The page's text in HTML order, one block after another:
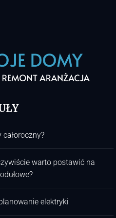
warto postawić na
elektryki